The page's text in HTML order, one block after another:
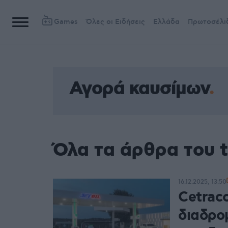
Games Όλες οι Ειδήσεις Ελλάδα
Αγορά καυσίμων
Όλα τα άρθρα του
16.12.2025, 13:50